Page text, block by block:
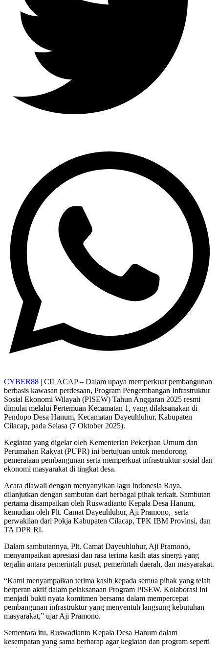
CYBER88 | CILACAP – Dalam upaya memperkuat pembangunan
berbasis kawasan perdesaan, Program Pengembangan Infrastruktur
Sosial Ekonomi Wilayah (PISEW) Tahun Anggaran 2025 resmi
dimulai melalui Pertemuan Kecamatan 1, yang dilaksanakan di
Pendopo Desa Hanum, Kecamatan Dayeuhluhur, Kabupaten
Cilacap, pada Selasa (7 Oktober 2025).
Kegiatan yang digelar oleh Kementerian Pekerjaan Umum dan
Perumahan Rakyat (PUPR) ini bertujuan untuk mendorong
pemerataan pembangunan serta memperkuat infrastruktur sosial dan
ekonomi masyarakat di tingkat desa.
Acara diawali dengan menyanyikan lagu Indonesia Raya,
dilanjutkan dengan sambutan dari berbagai pihak terkait. Sambutan
pertama disampaikan oleh Ruswadianto Kepala Desa Hanum,
kemudian oleh Plt. Camat Dayeuhluhur, Aji Pramono, serta
perwakilan dari Pokja Kabupaten Cilacap, TPK IBM Provinsi, dan
TA DPR RI.
Dalam sambutannya, Plt. Camat Dayeuhluhur, Aji Pramono,
menyampaikan apresiasi dan rasa terima kasih atas sinergi yang
terjalin antara pemerintah pusat, pemerintah daerah, dan masyarakat.
“Kami menyampaikan terima kasih kepada semua pihak yang telah
berperan aktif dalam pelaksanaan Program PISEW. Kolaborasi ini
menjadi bukti nyata komitmen bersama dalam mempercepat
pembangunan infrastruktur yang menyentuh langsung kebutuhan
masyarakat,” ujar Aji Pramono.
Sementara itu, Ruswadianto Kepala Desa Hanum dalam
kesempatan yang sama berharap agar kegiatan dan program seperti